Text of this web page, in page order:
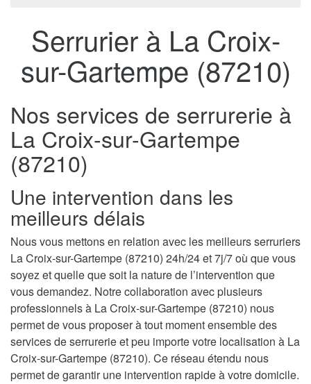
Serrurier à La Croix-
sur-Gartempe (87210)
Nos services de serrurerie à
La Croix-sur-Gartempe
(87210)
Une intervention dans les
meilleurs délais
Nous vous mettons en relation avec les meilleurs serruriers
La Croix-sur-Gartempe (87210) 24h/24 et 7j/7 où que vous
soyez et quelle que soit la nature de l’intervention que
vous demandez. Notre collaboration avec plusieurs
professionnels à La Croix-sur-Gartempe (87210) nous
permet de vous proposer à tout moment ensemble des
services de serrurerie et peu importe votre localisation à La
Croix-sur-Gartempe (87210). Ce réseau étendu nous
permet de garantir une intervention rapide à votre domicile.